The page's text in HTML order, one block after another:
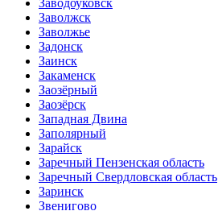
Заволжск
Заволжье
Задонск
Заинск
Закаменск
Заозёрный
Заозёрск
Западная Двина
Заполярный
Зарайск
Заречный Пензенская область
Заречный Свердловская область
Заринск
Звенигово